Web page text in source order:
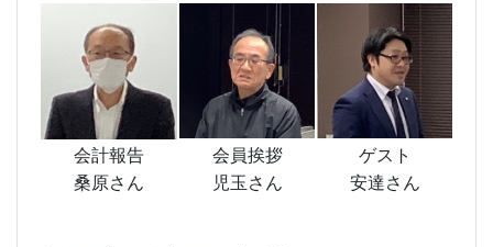
会計報告
桑原さん
会員挨拶
児玉さん
ゲスト
安達さん